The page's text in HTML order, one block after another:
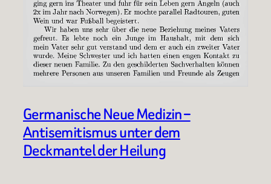
Germanische Neue Medizin –
Antisemitismus unter dem
Deckmantel der Heilung